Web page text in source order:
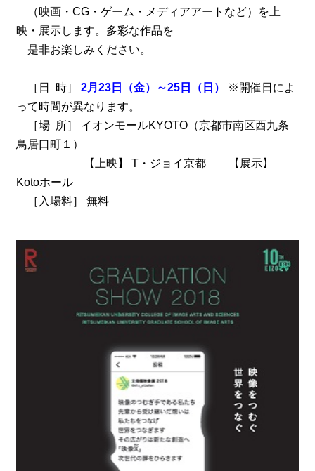
（映画・CG・ゲーム・メディアアートなど）を上
映・展示します。多彩な作品を
是非お楽しみください。
［日 時］ 2月23日（金）～25日（日）
※開催日によ
って時間が異なります。
［場 所］ イオンモールKYOTO（京都市南区西九条
鳥居口町１）
【上映】 T・ジョイ京都 【展示】
Kotoホール
［入場料］ 無料